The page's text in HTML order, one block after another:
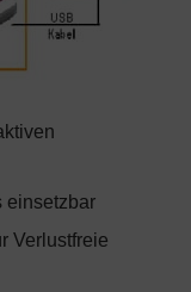
einsetzbar
Verlustfreie